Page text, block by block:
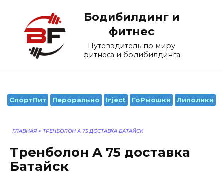
содержанию
Бодибилдинг и
фитнес
Путеводитель по миру
фитнеса и бодибилдинга
СпортПит Перорально Inject ГоРмошки Липолики
ГЛАВНАЯ > ТРЕНБОЛОН A 75 ДОСТАВКА БАТАЙСК
Тренболон A 75 доставка
Батайск